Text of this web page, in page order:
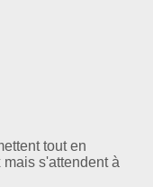
tout en
s'attendent à